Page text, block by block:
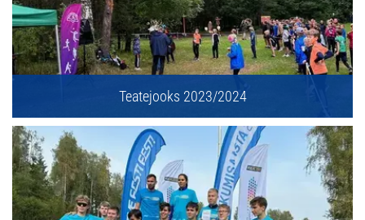
Teatejooks 2023/2024